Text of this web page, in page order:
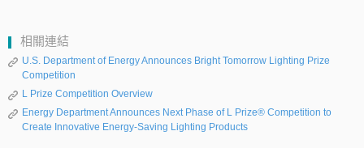
相關連結
U.S. Department of Energy Announces Bright Tomorrow Lighting Prize
Competition
L Prize Competition Overview
Energy Department Announces Next Phase of L Prize® Competition to
Create Innovative Energy-Saving Lighting Products